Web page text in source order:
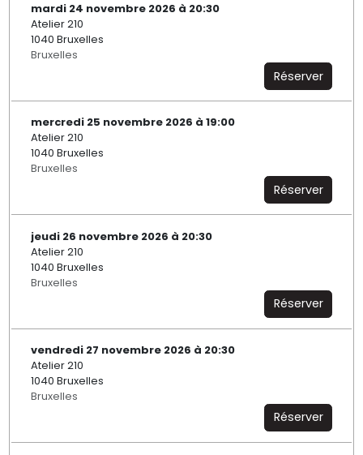
mardi 24 novembre 2026 à 20:30
Atelier 210
1040 Bruxelles
Bruxelles
Réserver
mercredi 25 novembre 2026 à 19:00
Atelier 210
1040 Bruxelles
Bruxelles
Réserver
jeudi 26 novembre 2026 à 20:30
Atelier 210
1040 Bruxelles
Bruxelles
Réserver
vendredi 27 novembre 2026 à 20:30
Atelier 210
1040 Bruxelles
Bruxelles
Réserver